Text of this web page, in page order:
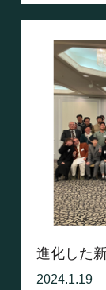
進化した
2024.1.19